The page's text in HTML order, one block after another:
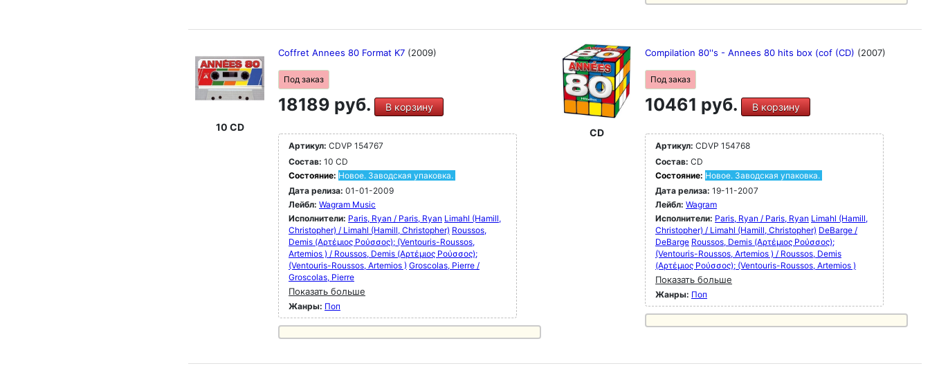
10 CD
Coffret Annees 80 Format K7 (2009)
Под заказ
18189 руб. В корзину
Артикул: CDVP 154767
Состав: 10 CD
Состояние: Новое. Заводская упаковка.
Дата релиза: 01-01-2009
Лейбл: Wagram Music
Исполнители: Paris, Ryan / Paris, Ryan Limahl (Hamill,
Christopher) / Limahl (Hamill, Christopher) Roussos,
Demis (Αρτέμιος Ρούσσος); (Ventouris-Roussos,
Artemios ) / Roussos, Demis (Αρτέμιος Ρούσσος);
(Ventouris-Roussos, Artemios ) Groscolas, Pierre /
Groscolas, Pierre
Показать больше
Жанры: Поп
CD
Compilation 80''s - Annees 80 hits box (cof (CD) (2007)
Под заказ
10461 руб. В корзину
Артикул: CDVP 154768
Состав: CD
Состояние: Новое. Заводская упаковка.
Дата релиза: 19-11-2007
Лейбл: Wagram
Исполнители: Paris, Ryan / Paris, Ryan Limahl (Hamill,
Christopher) / Limahl (Hamill, Christopher) DeBarge /
DeBarge Roussos, Demis (Αρτέμιος Ρούσσος);
(Ventouris-Roussos, Artemios ) / Roussos, Demis
(Αρτέμιος Ρούσσος); (Ventouris-Roussos, Artemios )
Показать больше
Жанры: Поп